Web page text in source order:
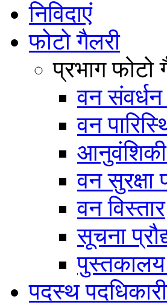
निविदाएं
फोटो गैलरी
प्रभाग फोटो
वन
वन
आनुवंशिकी
वन सुरक्षा
वन विस्तार
सूचना
पदस्थ पदधिकारी